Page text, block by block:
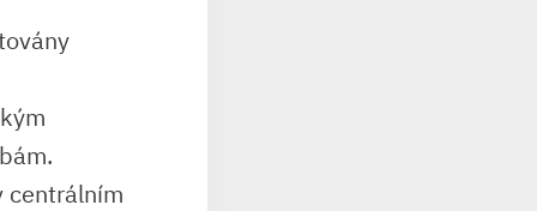
centrálním